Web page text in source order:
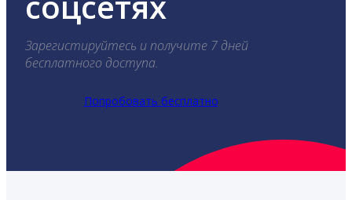
Зарегистируйтесь и получите 7 дней
бесплатного доступа.
Попробовать бесплатно